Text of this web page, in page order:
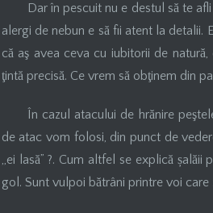
Dar în pescuit nu e destul să te
alergi de nebun e să fii atent la detalii.
că aş avea ceva cu iubitorii de
ţintă precisă. Ce vrem să obţinem din
În cazul atacului de hrănire
de atac vom folosi, din punct de
„ei lasă” ?. Cum altfel se explică șalăii
gol. Sunt vulpoi bătrâni printre voi